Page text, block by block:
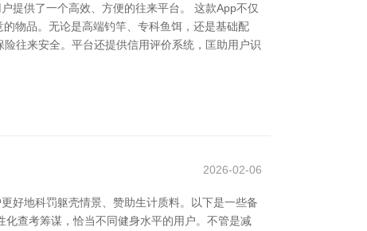
提供了一个高效、方便的往来平台。 这款App不仅
物品。无论是高端钓竿、专科鱼饵，还是基础配
往来安全。平台还提供信用评价系统，匡助用户识
2026-02-06
好地科罚躯壳情景、赞助生计质料。以下是一些备
化查考筹谋，恰当不同健身水平的用户。不管是减